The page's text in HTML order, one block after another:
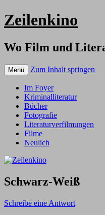
Zeilenkino
Wo Film und
Menü Zum Inhalt springen
Im Foyer
Kriminalliteratur
Bücher
Fotografie
Literaturverfilmungen
Filme
Neulich
Schwarz-Weiß
Schreibe eine Antwort